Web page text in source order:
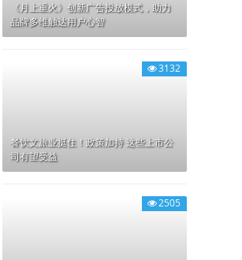
《月上重火》创新广告投放模式，助力
品牌多维触达用户心智
3132
餐饮文旅业挺住！政策加持 这些上市公
司有望受益
2505